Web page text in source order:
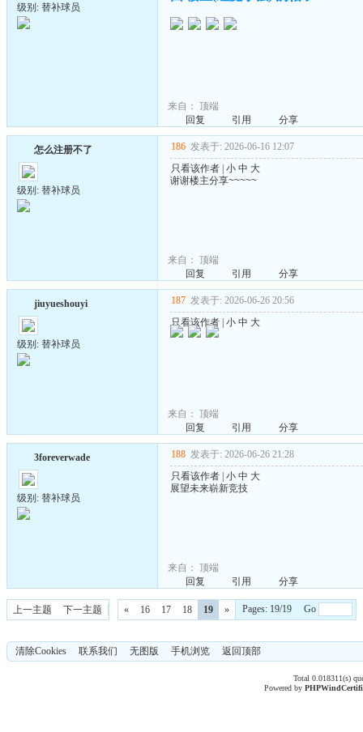
级别: 替补球员
来自： 顶端
回复
引用 分享
怎么注册不了
级别: 替补球员
186 发表于: 2026-06-16 12:07
只看该作者 小 中 大
谢谢楼主分享~~~~~
来自： 顶端
回复
引用 分享
jiuyueshouyi
级别: 替补球员
187 发表于: 2026-06-26 20:56
只看该作者 小 中 大
来自： 顶端
回复
引用 分享
3foreverwade
级别: 替补球员
188 发表于: 2026-06-26 21:28
只看该作者 小 中 大
展望未来崭新竞技
来自： 顶端
回复
引用 分享
上一主题 下一主题 « 16 17 18 19 » Pages: 19/19 Go
清除Cookies 联系我们 无图版 手机浏览 返回顶部
Total 0.018311(s)
Powered byPHPWind